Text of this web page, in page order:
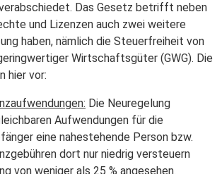
Das Gesetz betrifft neben
und Lizenzen auch zwei weitere
haben, nämlich die Steuerfreiheit von
Wirtschaftsgüter (GWG). Die
hier vor:
Die Neuregelung
Aufwendungen für die
eine nahestehende Person bzw.
dort nur niedrig versteuern
von weniger als 25 % angesehen.